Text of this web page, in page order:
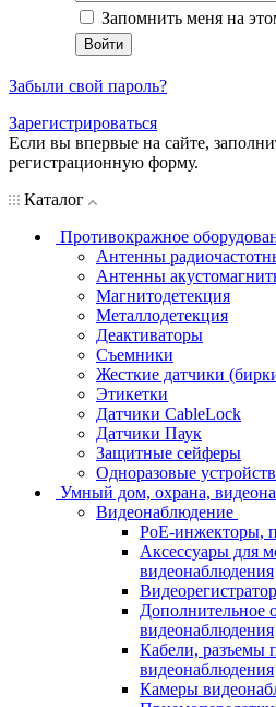
Запомнить меня на
Забыли свой пароль?
Зарегистрироваться
Если вы впервые на сайте,
регистрационную форму.
Каталог
Противокражное
Антенны
Антенны
Магнитодетекция
Металлодетекция
Деактиваторы
Съемники
Жесткие датчики
Этикетки
Датчики CableLock
Датчики Паук
Защитные сейферы
Одноразовые
Умный дом, охрана,
Видеонаблюдение
PoE-инжекторы,
Аксессуары для
видеонаблюдения
Дополнительное
видеонаблюдения
Кабели, разъемы
видеонаблюдения
Камеры